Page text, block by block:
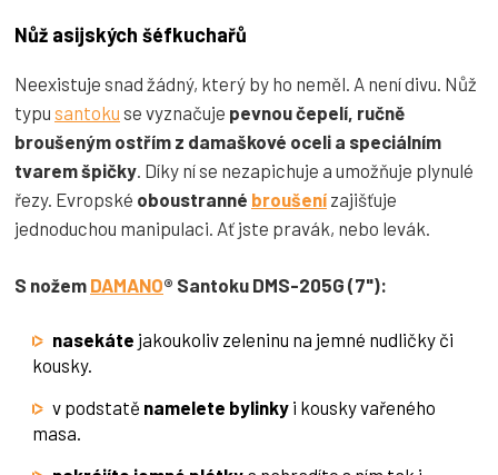
Nůž asijských šéfkuchařů
Neexistuje snad žádný, který by ho neměl. A není divu. Nůž
typu santoku se vyznačuje pevnou čepelí, ručně
broušeným ostřím z damaškové oceli a speciálním
tvarem špičky . Díky ní se nezapichuje a umožňuje plynulé
řezy. Evropské oboustranné broušení zajišťuje
jednoduchou manipulaci. Ať jste pravák, nebo levák.
S nožem DAMANO® Santoku DMS-205G (7"):
nasekáte jakoukoliv zeleninu na jemné nudličky či
kousky.
v podstatě namelete bylinky i kousky vařeného
masa.